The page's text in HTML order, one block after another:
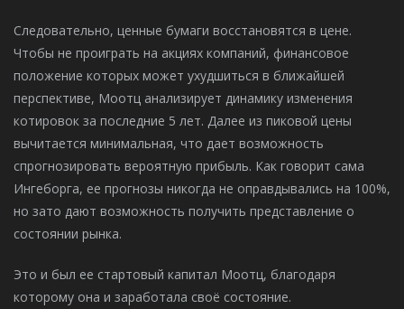
Следовательно, ценные бумаги восстановятся в цене.
Чтобы не проиграть на акциях компаний, финансовое
положение которых может ухудшиться в ближайшей
перспективе, Моотц анализирует динамику изменения
котировок за последние 5 лет. Далее из пиковой цены
вычитается минимальная, что дает возможность
спрогнозировать вероятную прибыль. Как говорит сама
Ингеборга, ее прогнозы никогда не оправдывались на 100%,
но зато дают возможность получить представление о
состоянии рынка.
Это и был ее стартовый капитал Моотц, благодаря
которому она и заработала своё состояние.